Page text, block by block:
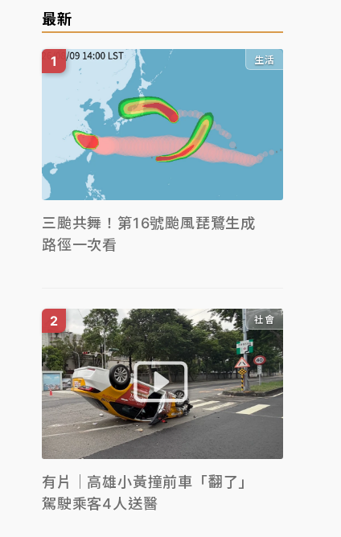
最新
生活
三颱共舞！第16號颱風琵鷺生成
路徑一次看
社會
有片｜高雄小黃撞前車「翻了」
駕駛乘客4人送醫